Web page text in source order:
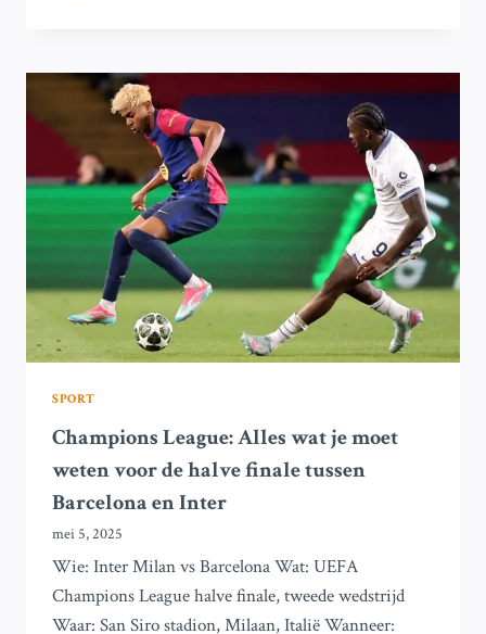
WAT
JE
MOET
WETEN
VOOR
DE
SPETTERENDE
HALVE
FINALE
SPANJE
FRANKRIJK
SPORT
Champions League: Alles wat je moet
weten voor de halve finale tussen
Barcelona en Inter
mei 5, 2025
Wie: Inter Milan vs Barcelona Wat: UEFA
Champions League halve finale, tweede wedstrijd
Waar: San Siro stadion, Milaan, Italië Wanneer: